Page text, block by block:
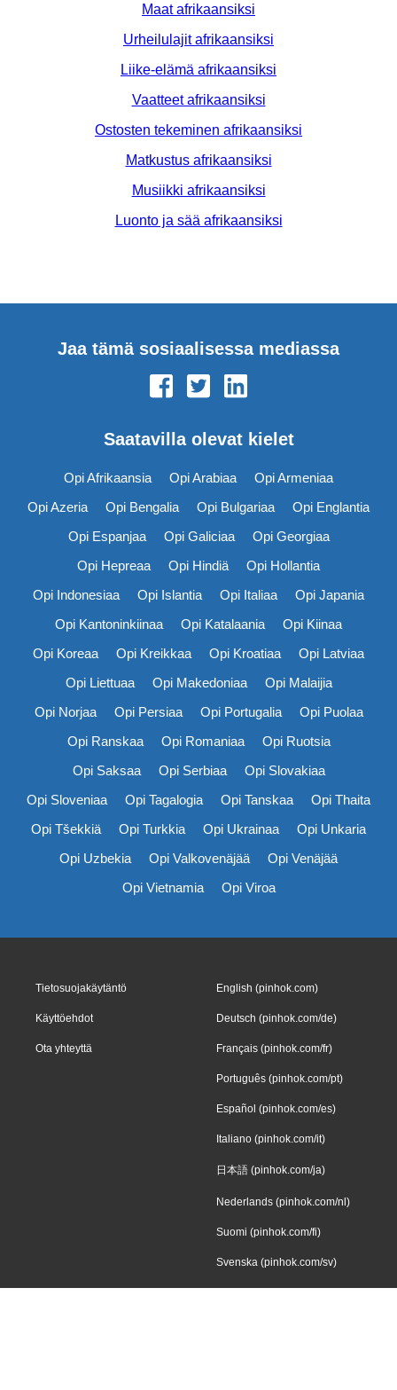
Maat afrikaansiksi
Urheilulajit afrikaansiksi
Liike-elämä afrikaansiksi
Vaatteet afrikaansiksi
Ostosten tekeminen afrikaansiksi
Matkustus afrikaansiksi
Musiikki afrikaansiksi
Luonto ja sää afrikaansiksi
Jaa tämä sosiaalisessa mediassa
Saatavilla olevat kielet
Opi Afrikaansia Opi Arabiaa
Opi Armeniaa
Opi Azeria
Opi Bengalia Opi Bulgariaa
Opi Englantia
Opi Espanjaa
Opi Galiciaa
Opi Georgiaa
Opi Hepreaa
Opi Hindiä
Opi Hollantia
Opi Indonesiaa
Opi Islantia Opi Italiaa
Opi Japania
Opi Kantoninkiinaa
Opi Katalaania
Opi Kiinaa
Opi Koreaa
Opi Kreikkaa Opi Kroatiaa
Opi Latviaa
Opi Liettuaa
Opi Makedoniaa
Opi Malaijia
Opi Norjaa
Opi Persiaa Opi Portugalia
Opi Puolaa
Opi Ranskaa
Opi Romaniaa
Opi Ruotsia
Opi Saksaa
Opi Serbiaa
Opi Slovakiaa
Opi Sloveniaa
Opi Tagalogia Opi Tanskaa
Opi Thaita
Opi Tšekkiä
Opi Turkkia Opi Ukrainaa
Opi Unkaria
Opi Uzbekia
Opi Valkovenäjää
Opi Venäjää
Opi Vietnamia
Opi Viroa
Tietosuojakäytäntö
Käyttöehdot
Ota yhteyttä
English (pinhok.com)
Deutsch (pinhok.com/de)
Français (pinhok.com/fr)
Português (pinhok.com/pt)
Español (pinhok.com/es)
Italiano (pinhok.com/it)
日本語 (pinhok.com/ja)
Nederlands (pinhok.com/nl)
Suomi (pinhok.com/fi)
Svenska (pinhok.com/sv)